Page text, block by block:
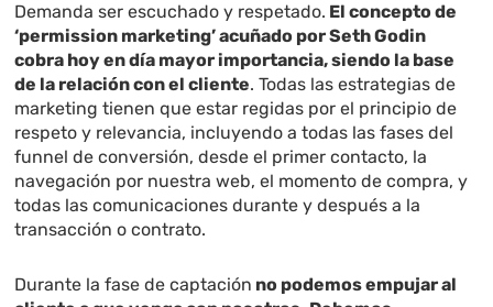
Demanda ser escuchado y respetado. El concepto de
‘permission marketing’ acuñado por Seth Godin
cobra hoy en día mayor importancia, siendo la base
de la relación con el cliente. Todas las estrategias de
marketing tienen que estar regidas por el principio de
respeto y relevancia, incluyendo a todas las fases del
funnel de conversión, desde el primer contacto, la
navegación por nuestra web, el momento de compra, y
todas las comunicaciones durante y después a la
transacción o contrato.
Durante la fase de captación no podemos empujar al